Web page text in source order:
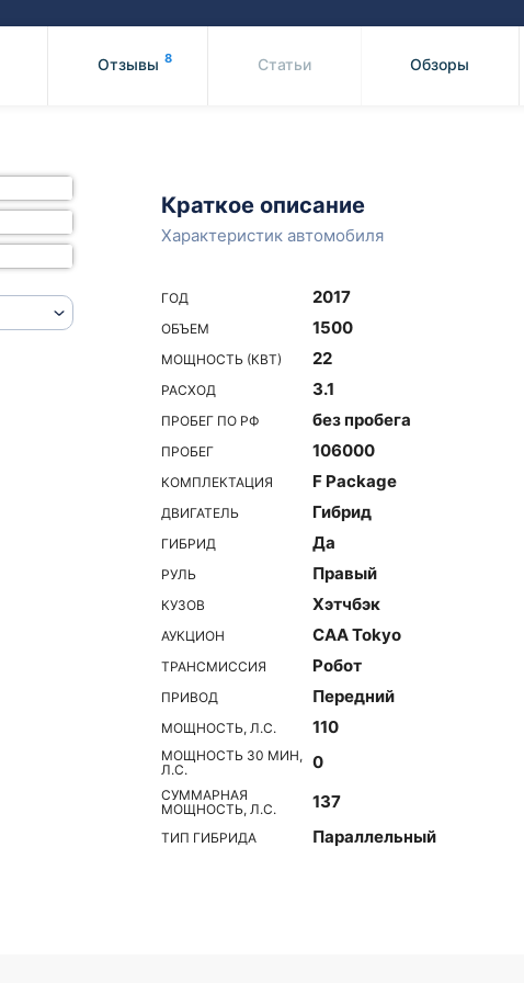
Отзывы 8 Статьи Обзоры
Краткое описание
Характеристик автомобиля
ГОД 2017
ОБЪЕМ 1500
МОЩНОСТЬ (КВТ) 22
РАСХОД 3.1
ПРОБЕГ ПО РФ без пробега
ПРОБЕГ 106000
КОМПЛЕКТАЦИЯ F Package
ДВИГАТЕЛЬ Гибрид
ГИБРИД Да
РУЛЬ Правый
КУЗОВ Хэтчбэк
АУКЦИОН CAA Tokyo
ТРАНСМИССИЯ Робот
ПРИВОД Передний
МОЩНОСТЬ, Л.С. 110
МОЩНОСТЬ 30 МИН,
Л.С.
0
СУММАРНАЯ
МОЩНОСТЬ, Л.С.
137
ТИП ГИБРИДА Параллельный